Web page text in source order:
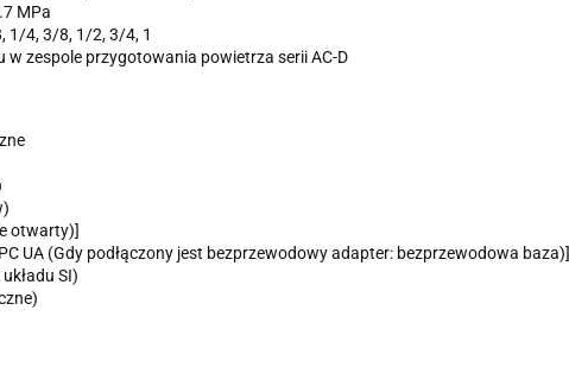
MPa
1/4, 3/8, 1/2, 3/4, 1
zespole przygotowania powietrza serii AC-D
otwarty)]
UA (Gdy podłączony jest bezprzewodowy adapter: bezprzewodowa baza)]
SI)